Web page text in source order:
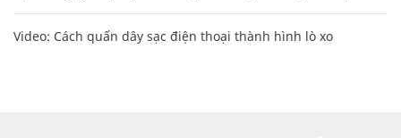
Video: Cách quấn dây sạc điện thoại thành hình lò xo